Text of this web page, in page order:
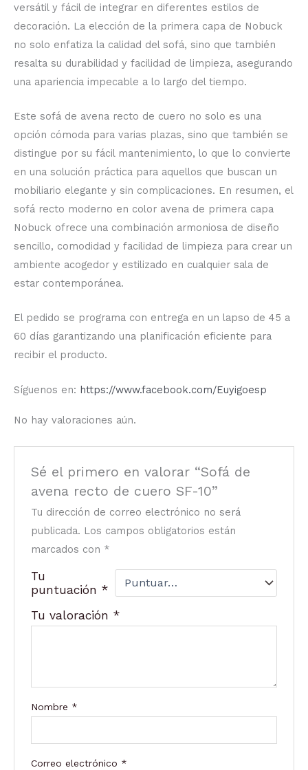
versátil y fácil de integrar en diferentes estilos de
decoración. La elección de la primera capa de Nobuck
no solo enfatiza la calidad del sofá, sino que también
resalta su durabilidad y facilidad de limpieza, asegurando
una apariencia impecable a lo largo del tiempo.
Este sofá de avena recto de cuero no solo es una
opción cómoda para varias plazas, sino que también se
distingue por su fácil mantenimiento, lo que lo convierte
en una solución práctica para aquellos que buscan un
mobiliario elegante y sin complicaciones. En resumen, el
sofá recto moderno en color avena de primera capa
Nobuck ofrece una combinación armoniosa de diseño
sencillo, comodidad y facilidad de limpieza para crear un
ambiente acogedor y estilizado en cualquier sala de
estar contemporánea.
El pedido se programa con entrega en un lapso de 45 a
60 días garantizando una planificación eficiente para
recibir el producto.
Síguenos en: https://www.facebook.com/Euyigoesp
No hay valoraciones aún.
Sé el primero en valorar “Sofá de
avena recto de cuero SF-10”
Tu dirección de correo electrónico no será
publicada. Los campos obligatorios están
marcados con *
Tu
puntuación *
Tu valoración *
Nombre *
Correo electrónico *